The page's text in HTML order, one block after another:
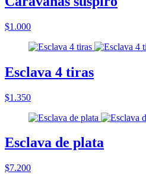
$1.000
Esclava 4 tiras
$1.350
Esclava de plata
$7.200